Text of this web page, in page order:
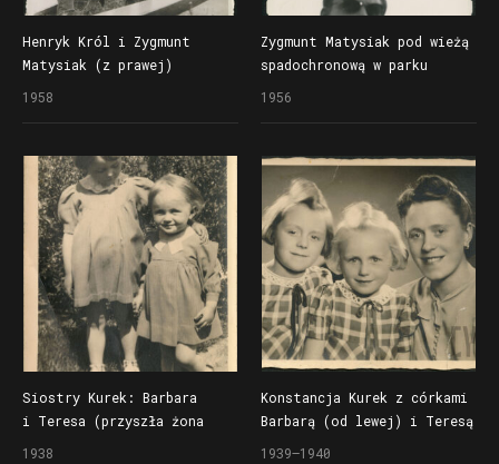
Henryk Król i Zygmunt
Matysiak (z prawej)
na przystani Klubu
moście Rocha
1958
Zygmunt Matysiak pod wieżą
spadochronową w parku
Sołackim
1956
Siostry Kurek: Barbara
i Teresa (przyszła żona
Zygmunta Matysiaka)
1938
Konstancja Kurek z córkami
Barbarą (od lewej) i Teresą
(przyszłą żoną Zygmunta
1939–1940